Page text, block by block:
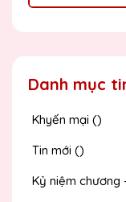
Danh mục
Khyến mại ()
Tin mới ()
Kỷ niệm chương